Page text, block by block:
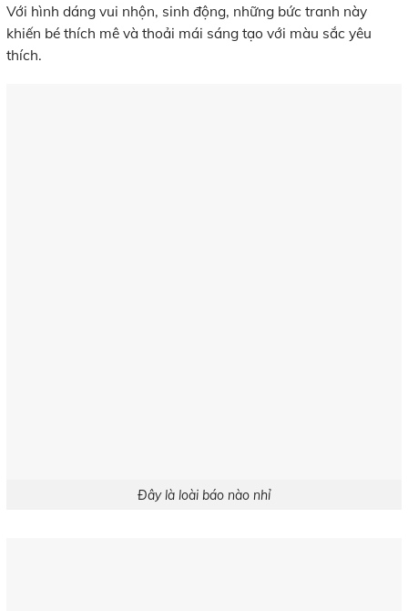
Với hình dáng vui nhộn, sinh động, những bức tranh này
khiến bé thích mê và thoải mái sáng tạo với màu sắc yêu
thích.
Đây là loài báo nào nhỉ